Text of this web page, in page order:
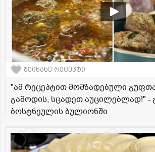
შეინახე რეცეპტი
"ამ რეცეპტით მომზადებული
გამოდის, სცადეთ აუცილებლად!" -
ბოსტნეულის ბულიონში